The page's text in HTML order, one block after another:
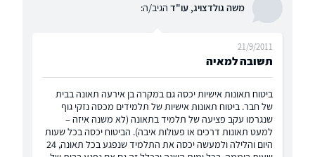
משה גולדצויג, עו"ד הגיב/ה:
תשובה למאיה
21/9/2011
ביטוח תאונות אישיות יכסה גם במקרה בן אירעה תאונה בבית
של חבר. ביטוח תאונות אישיות של תלמידים מכסה נזקי גוף
שנגרמו עקב פציעה של תלמיד בתאונה (לא משנה איזה –
למעט תאונות דרכים או פעולות איבה). הביטוח יכסה בכל שעות
היום והלילה ולמעשה יכסה את התלמיד שנפגע בכל תאונה, 24